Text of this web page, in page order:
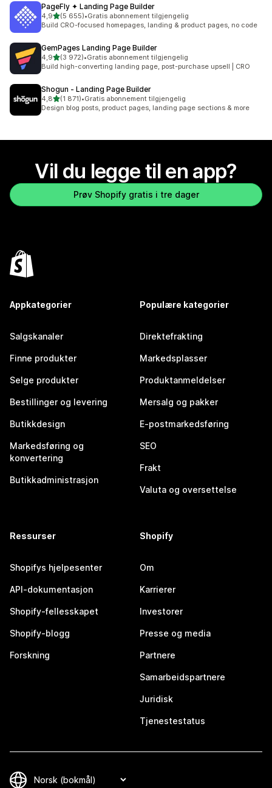
PageFly ✦ Landing Page Builder
4,9av 5 stjerner
(5 655)
Totalt 5655 omtaler
•Gratis abonnement tilgjengelig
Build CRO-focused homepages, landing & product pages, no code
GemPages Landing Page Builder
4,9av 5 stjerner
(3 972)
Totalt 3972 omtaler
•Gratis abonnement tilgjengelig
Build high-converting landing page, post-purchase upsell | CRO
Shogun ‑ Landing Page Builder
4,8av 5 stjerner
(1 871)
Totalt 1871 omtaler
•Gratis abonnement tilgjengelig
Design blog posts, product pages, landing page sections & more
Vil du legge til en app?
Prøv Shopify gratis i tre dager
Appkategorier
Salgskanaler
Finne produkter
Selge produkter
Bestillinger og levering
Butikkdesign
Markedsføring og
konvertering
Butikkadministrasjon
Populære kategorier
Direktefrakting
Markedsplasser
Produktanmeldelser
Mersalg og pakker
E-postmarkedsføring
SEO
Frakt
Valuta og oversettelse
Ressurser
Shopifys hjelpesenter
API-dokumentasjon
Shopify-fellesskapet
Shopify-blogg
Forskning
Shopify
Om
Karrierer
Investorer
Presse og media
Partnere
Samarbeidspartnere
Juridisk
Tjenestestatus